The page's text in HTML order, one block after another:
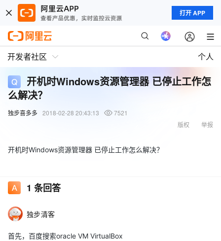
打开 APP
开发者社区 个人
开机时Windows资源管理器 已停止工作怎
么解决？
独步喜多多 2018-02-28 20:43:13
7521
举报
版权
开机时Windows资源管理器 已停止工作怎么解决？
1 条回答
独步清客
首先，百度搜索oracle VM VirtualBox